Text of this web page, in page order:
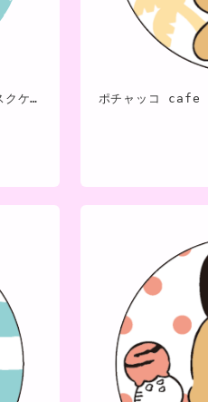
ポチャッコ cafe 限定コラボPP製抗菌マスクケース